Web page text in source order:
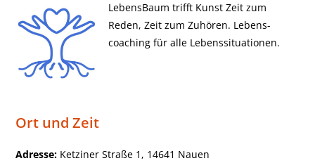
LebensBaum trifft Kunst Zeit zum
Reden, Zeit zum Zuhören. Lebens-
coaching für alle Lebenssituationen.
Ort und Zeit
Adresse: Ketziner Straße 1, 14641 Nauen